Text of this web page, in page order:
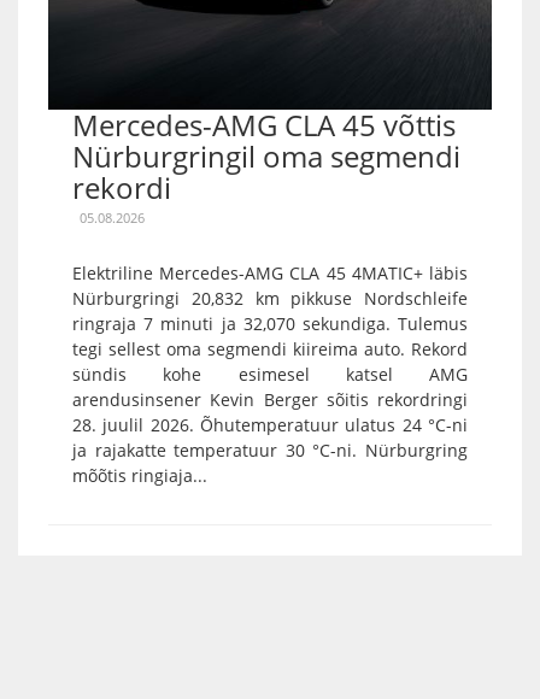
Mercedes-AMG CLA 45 võttis
Nürburgringil oma segmendi
rekordi
05.08.2026
Elektriline Mercedes-AMG CLA 45 4MATIC+ läbis
Nürburgringi 20,832 km pikkuse Nordschleife
ringraja 7 minuti ja 32,070 sekundiga. Tulemus
tegi sellest oma segmendi kiireima auto. Rekord
sündis kohe esimesel katsel AMG
arendusinsener Kevin Berger sõitis rekordringi
28. juulil 2026. Õhutemperatuur ulatus 24 °C-ni
ja rajakatte temperatuur 30 °C-ni. Nürburgring
mõõtis ringiaja...